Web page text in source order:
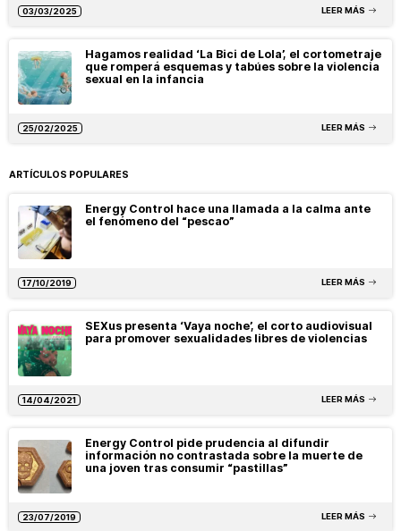
03/03/2025 LEER MÁS
Hagamos realidad ‘La Bici de Lola’, el cortometraje
que romperá esquemas y tabúes sobre la violencia
sexual en la infancia
25/02/2025 LEER MÁS
ARTÍCULOS POPULARES
Energy Control hace una llamada a la calma ante
el fenómeno del “pescao”
17/10/2019 LEER MÁS
SEXus presenta ‘Vaya noche’, el corto audiovisual
para promover sexualidades libres de violencias
14/04/2021 LEER MÁS
Energy Control pide prudencia al difundir
información no contrastada sobre la muerte de
una joven tras consumir “pastillas”
23/07/2019 LEER MÁS